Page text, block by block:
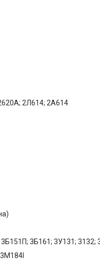
2Л614; 2А614
3Б161; 3У131; 3132;